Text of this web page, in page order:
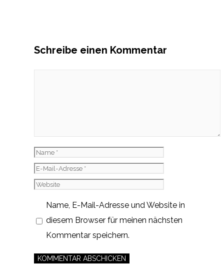
Schreibe einen Kommentar
Name
E-
Mail-
Website
Name, E-Mail-Adresse und Website in
diesem Browser für meinen nächsten
Kommentar speichern.